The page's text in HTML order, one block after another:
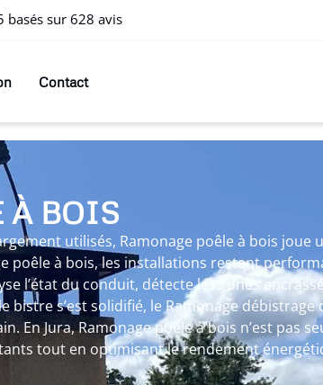
basés sur 628 avis
Contact
À BOIS
utilisés, Ramonage poêle à bois joue
poêle à bois, les installations restent
l’état du conduit, détecte les zones
s’est solidifié, le Ramonage débistrage
Jura, Ramonage poêle à bois n’est pas
tout en optimisant le rendement